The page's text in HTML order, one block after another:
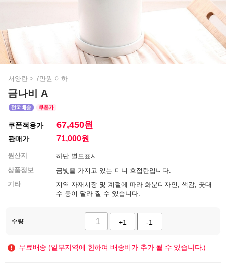
서양란 > 7만원 이하
금나비 A
쿠폰적용가 67,450원
판매가 71,000원
원산지
하단 별도표시
상품정보
금빛을 가지고 있는 미니 호접란입니다.
기타
지역 자재시장 및 계절에 따라 화분디자인, 색감, 꽃대
수 등이 달라 질 수 있습니다.
수량 +1 -1
무료배송 (일부지역에 한하여 배송비가 추가 될 수 있습니다.)